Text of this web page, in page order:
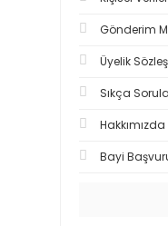
Gönderim
Üyelik
Sıkça
Hakkımızda
Bayi